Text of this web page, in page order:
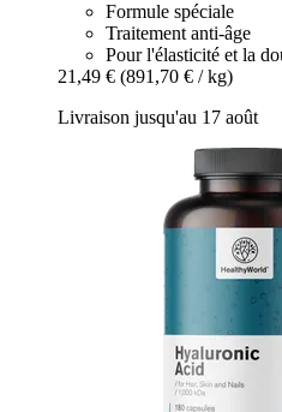
Formule spéciale
Traitement anti-âge
Pour l'élasticité et la
21,49 € (891,70 € / kg)
Livraison jusqu'au 17 août